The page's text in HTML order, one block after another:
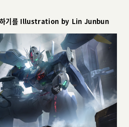
하기를 Illustration by Lin Junbun